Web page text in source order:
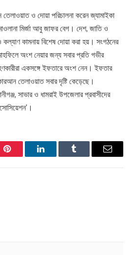
ও দোয়া পরিচালনা করেন জ্যামাইকা
মির্জা আবু জাফর বেগ। দেশ, জাতি ও
কল্যাণ কামনায় বিশেষ দোয়া করা হয়। সংগঠনের
অংশ নেয়ার জন্য সবার প্রতি গভীর
একসঙ্গে ইফতারে অংশ নেন। ইফতার
তেলাওয়াত সবার দৃষ্টি কেড়েছে।
সাভার ও ধামরাই উপজেলার প্রবাসীদের
Pinterest LinkedInTumblr Email